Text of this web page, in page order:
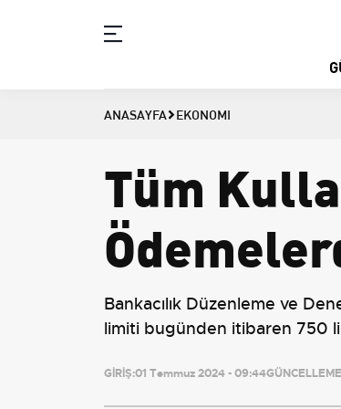
ANASAYFA EKONOMI
Tüm
Bankacılık Düzenleme ve
limiti bugünden itibaren 750
GİRİŞ:01 Temmuz 2024 - 09:44